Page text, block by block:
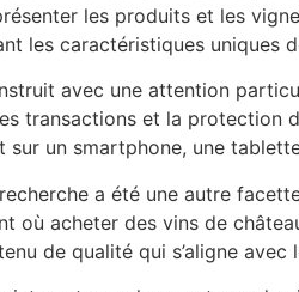
les produits et les
les caractéristiques uniques
avec une attention
transactions et la
sur un smartphone, une
a été une autre
où acheter des vins de
de qualité qui s’aligne